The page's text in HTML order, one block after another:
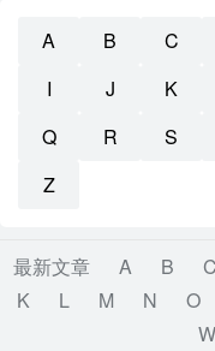
A B C
I
J K
Q
R S
Z
最新文章 A B C
K
L M N O
W